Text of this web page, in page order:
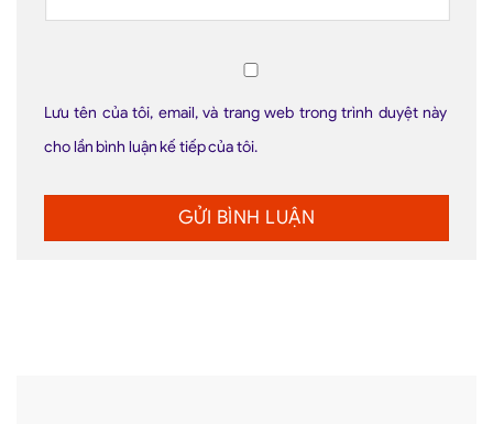
Lưu tên của tôi, email, và trang web trong trình duyệt này
cho lần bình luận kế tiếp của tôi.